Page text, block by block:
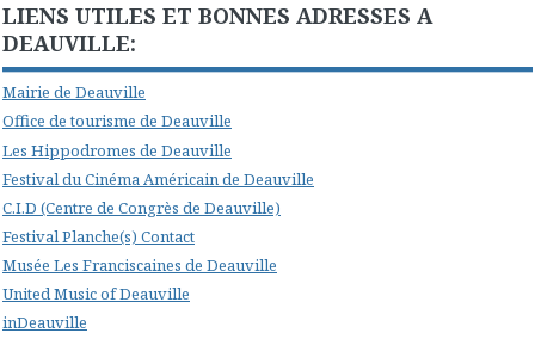
LIENS UTILES ET BONNES ADRESSES A
DEAUVILLE:
Mairie de Deauville
Office de tourisme de Deauville
Les Hippodromes de Deauville
Festival du Cinéma Américain de Deauville
C.I.D (Centre de Congrès de Deauville)
Festival Planche(s) Contact
Musée Les Franciscaines de Deauville
United Music of Deauville
inDeauville